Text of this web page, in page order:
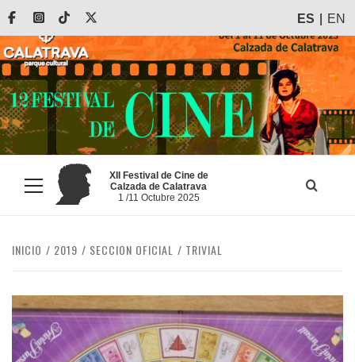
Saltar
contenido
FacebookInstagram
Tiktok ES EN
Menú
principal
XII Festival de Cine de
Calzada de Calatrava
1 /11 Octubre 2025
INICIO 2019 SECCION OFICIAL TRIVIAL